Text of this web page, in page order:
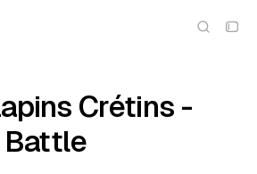
Crétins -
Battle